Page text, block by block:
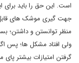
است. این حق را باید برای
جهت گیری موشک های قابل
منظر توانستن و داشتن؛
ولی افتاد مشکل ها؛ پس اگر
گرفتن امتیازات بیشتر پای